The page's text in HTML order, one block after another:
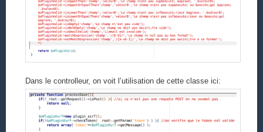
Dans le controlleur, on voit l’utilisation de cette classe ici: